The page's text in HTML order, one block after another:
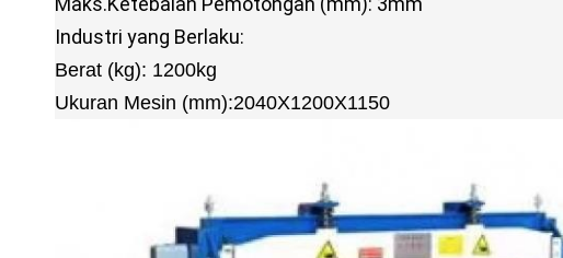
Industri yang Berlaku:
Berat (kg): 1200kg
Ukuran Mesin (mm):2040X1200X1150